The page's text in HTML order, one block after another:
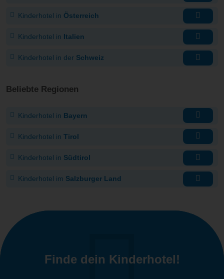
Kinderhotel in Österreich
Kinderhotel in Italien
Kinderhotel in der Schweiz
Beliebte Regionen
Kinderhotel in Bayern
Kinderhotel in Tirol
Kinderhotel in Südtirol
Kinderhotel im Salzburger Land
Finde dein Kinderhotel!